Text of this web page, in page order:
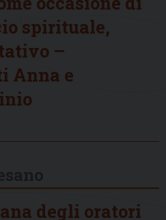
spirituale,
–
Anna e
degli oratori